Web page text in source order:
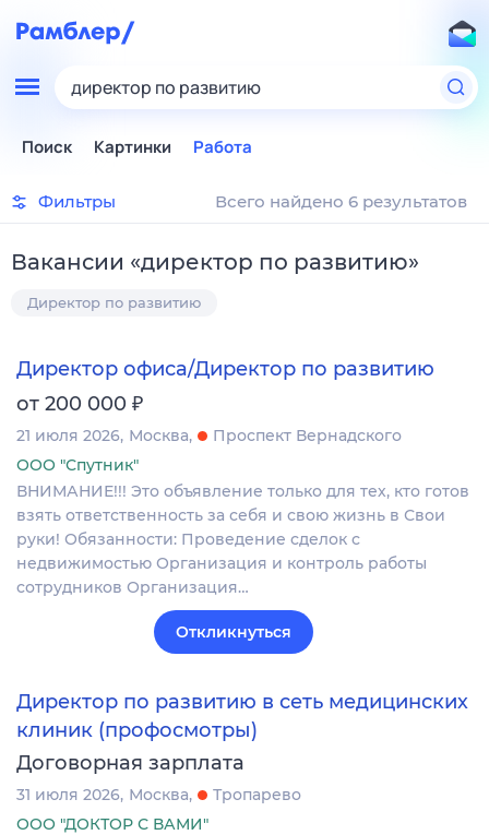
директор по развитию
Поиск Картинки Работа
Фильтры Всего найдено 6 результатов
Вакансии «директор по развитию»
Директор по развитию
Директор офиса/Директор по развитию
от 200 000 ₽
21 июля 2026 Москва
Проспект Вернадского
ООО "Спутник"
ВНИМАНИЕ!!! Это объявление только для тех, кто готов
взять ответственность за себя и свою жизнь в Свои
руки! Обязанности: Проведение сделок с
недвижимостью Организация и контроль работы
сотрудников Организация…
Откликнуться
Директор по развитию в сеть медицинских
клиник (профосмотры)
Договорная зарплата
31 июля 2026 Москва
Тропарево
ООО "ДОКТОР С ВАМИ"